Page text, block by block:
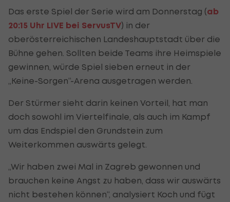
Das erste Spiel der Serie wird am Donnerstag (ab
20:15 Uhr LIVE bei ServusTV) in der
oberösterreichischen Landeshauptstadt über die
Bühne gehen. Sollten beide Teams ihre Heimspiele
gewinnen, würde Spiel sieben erneut in der
„Keine-Sorgen“-Arena ausgetragen werden.
Der Stürmer sieht darin keinen Vorteil, hat man
doch sowohl im Viertelfinale, als auch im Kampf
um das Endspiel den Grundstein zum
Weiterkommen auswärts gelegt.
„Wir haben zwei Mal in Zagreb gewonnen und
brauchen keine Angst zu haben, dass wir auswärts
nicht bestehen können“, analysiert Koch und fügt